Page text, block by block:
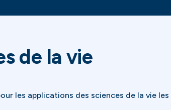
de la vie
les applications des sciences de la vie les